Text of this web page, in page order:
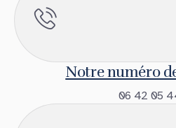
Notre numéro
06 42 05